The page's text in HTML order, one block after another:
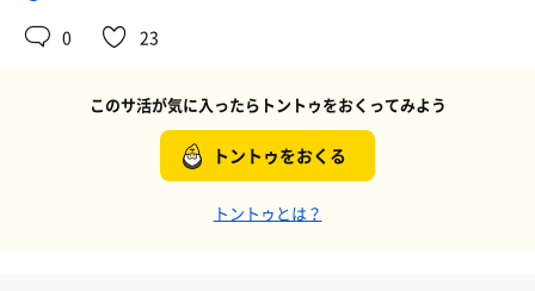
0 23
このサ活が気に入ったらトントゥをおくってみよう
トントゥをおくる
トントゥとは？